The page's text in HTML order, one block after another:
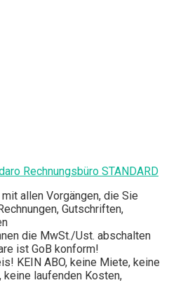
Rechnungsbüro STANDARD
allen Vorgängen, die Sie
Gutschriften,
die MwSt./Ust. abschalten
ist GoB konform!
KEIN ABO, keine Miete, keine
laufenden Kosten,